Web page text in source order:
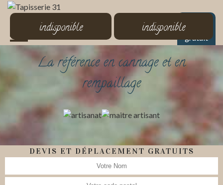
Devis
gratuit
indisponible indisponible
La référence en cannage et en
rempaillage
DEVIS ET DÉPLACEMENT GRATUITS